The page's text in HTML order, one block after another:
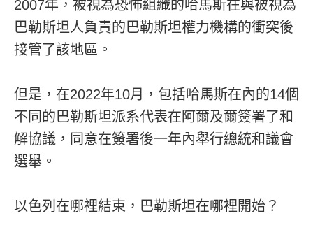
2007年，被視為恐怖組織的哈馬斯在與被視為
巴勒斯坦人負責的巴勒斯坦權力機構的衝突後
接管了該地區。
但是，在2022年10月，包括哈馬斯在內的14個
不同的巴勒斯坦派系代表在阿爾及爾簽署了和
解協議，同意在簽署後一年內舉行總統和議會
選舉。
以色列在哪裡結束，巴勒斯坦在哪裡開始？